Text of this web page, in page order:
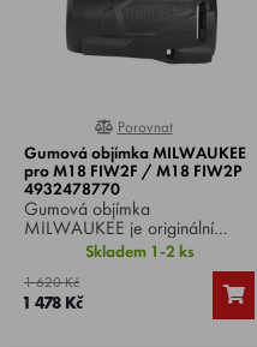
0%
Porovnat
Gumová objímka MILWAUKEE
pro M18 FIW2F / M18 FIW2P
4932478770
Gumová objímka
MILWAUKEE je originální
ochranný doplněk navržený
pro akumulátorové rázové
utahováky řady M18 FIW2F /
M18 FIW2P.
Skladem 1-2 ks
1 620 Kč
1 478 Kč